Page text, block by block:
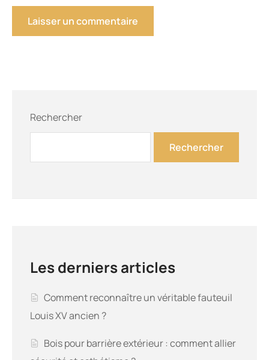
Rechercher
Rechercher
Les derniers articles
Comment reconnaître un véritable fauteuil
Louis XV ancien ?
Bois pour barrière extérieur : comment allier